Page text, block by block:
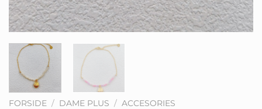
FORSIDE / DAME PLUS / ACCESORIES